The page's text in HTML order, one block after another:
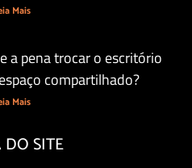
Mais
a pena trocar o escritório
compartilhado?
Mais
SITE